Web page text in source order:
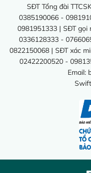
SĐT Tổng đài
0385190066 -
0981951333 | SĐT gọi
0336128333 -
0822150068 | SĐT xác
02422200520 -
Email: